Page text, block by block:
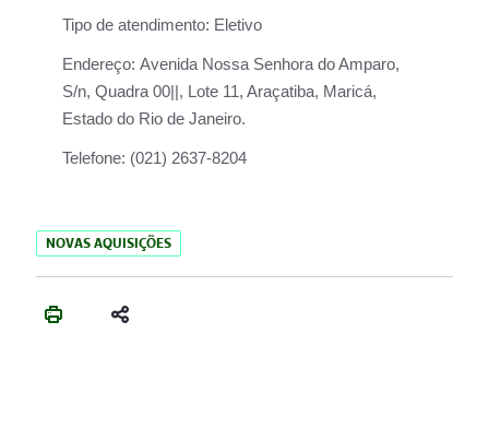
Tipo de atendimento: Eletivo
Endereço: Avenida Nossa Senhora do Amparo,
S/n, Quadra 00||, Lote 11, Araçatiba, Maricá,
Estado do Rio de Janeiro.
Telefone: (021) 2637-8204
NOVAS AQUISIÇÕES